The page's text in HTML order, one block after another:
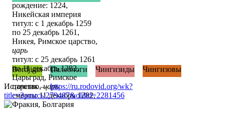
рождение: 1224,
Никейская империя
титул: с 1 декабрь 1259
по 25 декабрь 1261,
Никея, Римское царство,
царь
титул: с 25 декабрь 1261
по 11 декабрь 1282,
Царьград, Римское
царство,царь
смерть: 11 декабрь 1282,
Фракия, Болгария
Bordjigin Палеологи Чингизиды
Чингизовы
Источник —https://ru.rodovid.org/wk?
title=Запись:279487&oldid=2281456